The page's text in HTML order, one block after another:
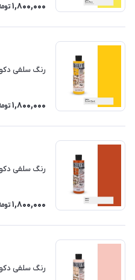
1,800,000
رنگ سلفی دکور
1,800,000
رنگ سلفی دکور
1,800,000
رنگ سلفی دکور